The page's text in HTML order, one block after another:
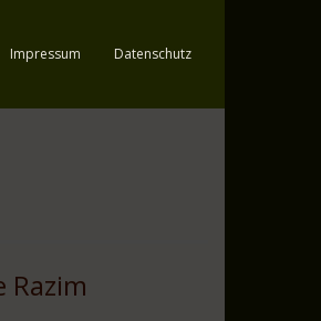
Impressum Datenschutz
Razim